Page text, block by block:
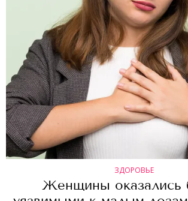
ЗДОРОВЬЕ
Женщины оказались